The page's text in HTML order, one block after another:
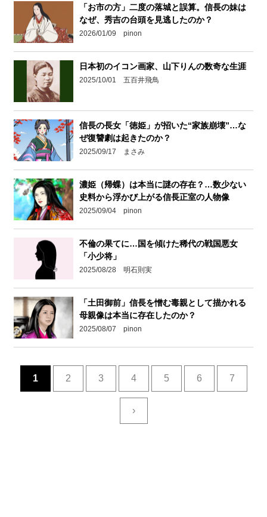
「お市の方」二度の落城と誤算。信長の妹は
なぜ、秀吉の台頭を見逃したのか？
2026/01/09 pinon
日本初のイコン画家、山下りんの数奇な生涯
2025/10/01 五百井飛鳥
信長の長女「徳姫」が招いた“家族崩壊”…な
ぜ復讐劇は起きたのか？
2025/09/17 まさみ
濃姫（帰蝶）は本当に謎の存在？…数少ない
史料から浮かび上がる信長正室の人物像
2025/09/04 pinon
不倫の果てに…国を傾けた稀代の戦国悪女
「小少将」
2025/08/28 明石則実
「土田御前」信長を憎む毒親として描かれる
母親像は本当に存在したのか？
2025/08/07 pinon
1 2 3 4 5 6 7
›